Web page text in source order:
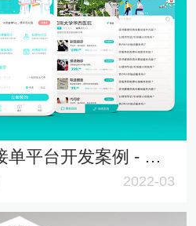
陪诊小程序 陪诊接单平台开发案例 - 蜀医陪诊通
2022-03